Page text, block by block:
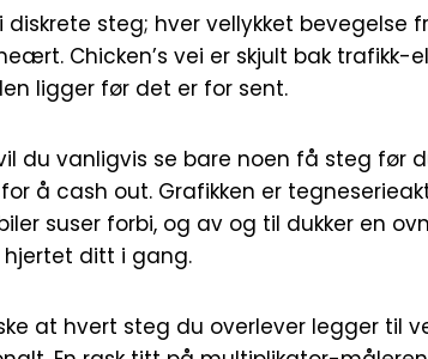
diskrete steg; hver vellykket bevegelse
Chicken’s vei er skjult bak trafikk-
ligger før det er for sent.
du vanligvis se bare noen få steg før
å cash out. Grafikken er
suser forbi, og av og til dukker en
ditt i gang.
at hvert steg du overlever legger til